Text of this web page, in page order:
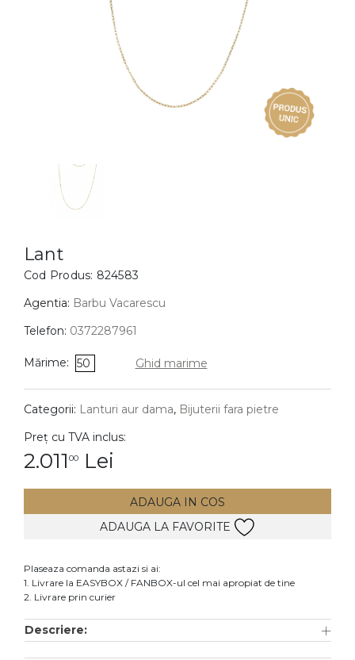
BIJUTERII COPII
Cercei
Bratari
Coliere
Lanturi
Pandantive
DIAMANTE Vezi toate
Cercei
Accesorii
Lant
Cod Produs: 824583
Agentia: Barbu Vacarescu
Telefon: 0372287961
Mărime: 50 Ghid marime
Categorii: Lanturi aur dama, Bijuterii fara pietre
Preț cu TVA inclus:
2.011 00 Lei
ADAUGA IN COS
ADAUGA LA FAVORITE
Plaseaza comanda astazi si ai:
1. Livrare la EASYBOX / FANBOX-ul cel mai apropiat de tine
2. Livrare prin curier
Descriere: